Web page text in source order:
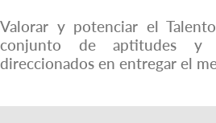
Valorar y potenciar el
conjunto de aptitudes y
direccionados en entregar el